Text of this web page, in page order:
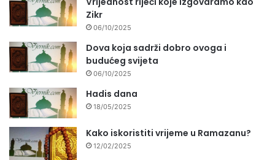
Zikr
06/10/2025
Dova koja sadrži dobro ovoga i
budućeg svijeta
06/10/2025
Hadis dana
18/05/2025
Kako iskoristiti vrijeme u Ramazanu?
12/02/2025